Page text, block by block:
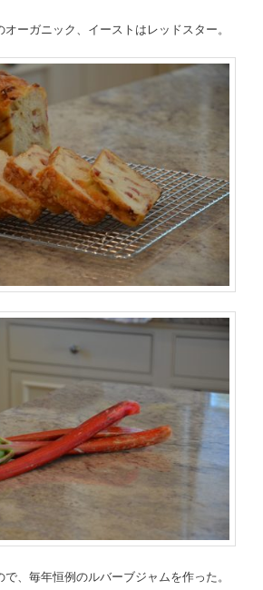
ーガニック、イーストはレッドスター。
、毎年恒例のルバーブジャムを作った。